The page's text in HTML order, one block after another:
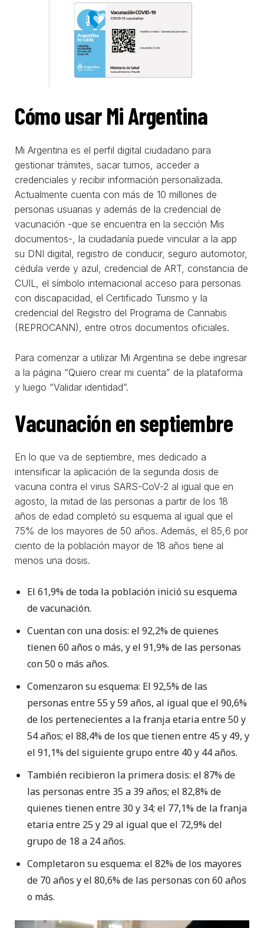
Cómo usar Mi Argentina
Mi Argentina es el perfil digital ciudadano para
gestionar trámites, sacar turnos, acceder a
credenciales y recibir información personalizada.
Actualmente cuenta con más de 10 millones de
personas usuarias y además de la credencial de
vacunación -que se encuentra en la sección Mis
documentos-, la ciudadanía puede vincular a la app
su DNI digital, registro de conducir, seguro automotor,
cédula verde y azul, credencial de ART, constancia de
CUIL, el símbolo internacional acceso para personas
con discapacidad, el Certificado Turismo y la
credencial del Registro del Programa de Cannabis
(REPROCANN), entre otros documentos oficiales.
Para comenzar a utilizar Mi Argentina se debe ingresar
a la página “Quiero crear mi cuenta” de la plataforma
y luego “Validar identidad”.
Vacunación en septiembre
En lo que va de septiembre, mes dedicado a
intensificar la aplicación de la segunda dosis de
vacuna contra el virus SARS-CoV-2 al igual que en
agosto, la mitad de las personas a partir de los 18
años de edad completó su esquema al igual que el
75% de los mayores de 50 años. Además, el 85,6 por
ciento de la población mayor de 18 años tiene al
menos una dosis.
El 61,9% de toda la población inició su esquema
de vacunación.
Cuentan con una dosis: el 92,2% de quienes
tienen 60 años o más, y el 91,9% de las personas
con 50 o más años.
Comenzaron su esquema: El 92,5% de las
personas entre 55 y 59 años, al igual que el 90,6%
de los pertenecientes a la franja etaria entre 50 y
54 años; el 88,4% de los que tienen entre 45 y 49, y
el 91,1% del siguiente grupo entre 40 y 44 años.
También recibieron la primera dosis: el 87% de
las personas entre 35 a 39 años; el 82,8% de
quienes tienen entre 30 y 34; el 77,1% de la franja
etaria entre 25 y 29 al igual que el 72,9% del
grupo de 18 a 24 años.
Completaron su esquema: el 82% de los mayores
de 70 años y el 80,6% de las personas con 60 años
o más.